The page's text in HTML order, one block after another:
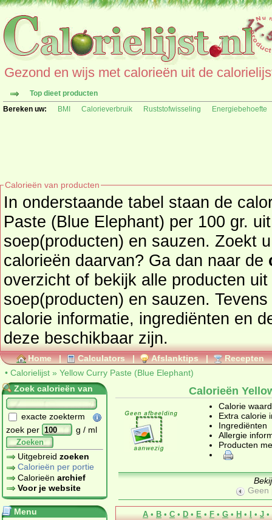
Gezond en wijs met calorieën uit de
Top dieet producten
Bereken uw:
BMI Calorieverbruik Ruststofwisseling Energiebehoefte
Calorieën van producten
In onderstaande tabel staan de
Paste (Blue Elephant) per 100 gr.
soep(producten) en sauzen. Zoekt u een ander product en de
calorieën daarvan? Ga dan naar de
overzicht of bekijk alle
soep(producten) en sauzen. Tevens vindt u ook de uitgebreide
calorie informatie, ingrediënten en
deze beschikbaar zijn.
Home | Calculators | Afslanktips | Recepten
• Calorielijst » Yellow Curry Paste (Blue Elephant)
Zoek calorieën van
exacte zoekterm
zoek per
g / ml
Zoeken
Uitgebreid zoeken
Calorieën per portie
Calorieën archief
Voor je website
Menu
Calorieën
Calorie
Extra calorie
Ingrediënten
Allergie
Producten
Geen
A • B • C • D • E • F • G • H • I • J •